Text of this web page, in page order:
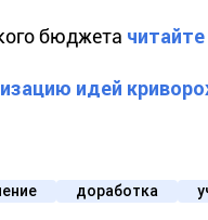
бюджета
идей
доработка